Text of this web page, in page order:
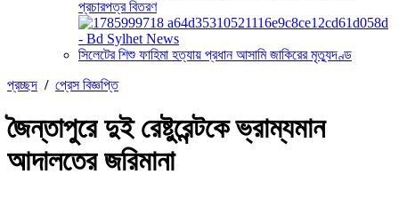
প্রচারপত্র বিতরণ
সিলেটের শিশু ফাহিমা হত্যায় প্রধান আসামি জাকিরের মৃত্যুদণ্ড
প্রচ্ছদ / প্রেস বিজ্ঞপ্তি
জৈন্তাপুরে দুই রেষ্টুরেন্টকে ভ্রাম্যমান
আদালতের জরিমানা